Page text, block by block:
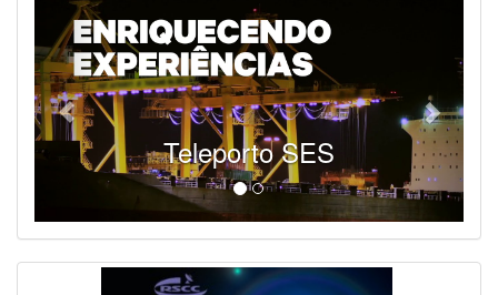
Teleporto SES